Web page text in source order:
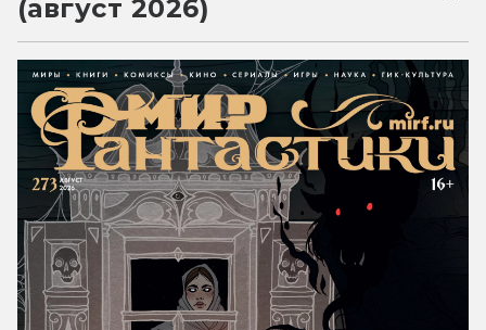
(август 2026)